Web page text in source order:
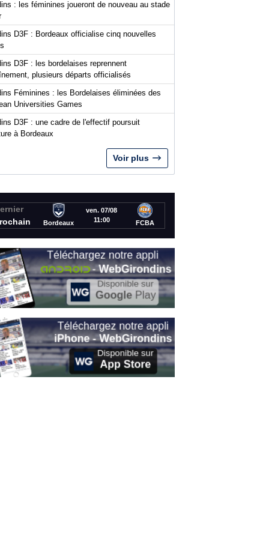
: les féminines joueront de nouveau au stade
D3F : Bordeaux officialise cinq nouvelles
D3F : les bordelaises reprennent
plusieurs départs officialisés
Féminines : les Bordelaises éliminées des
Universities Games
D3F : une cadre de l'effectif poursuit
à Bordeaux
Voir plus
Bordeaux
ven. 07/08
11:00
FCBA